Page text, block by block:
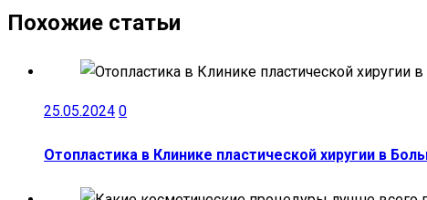
Похожие статьи
25.05.2024 0
Отопластика в Клинике пластической хиругии в